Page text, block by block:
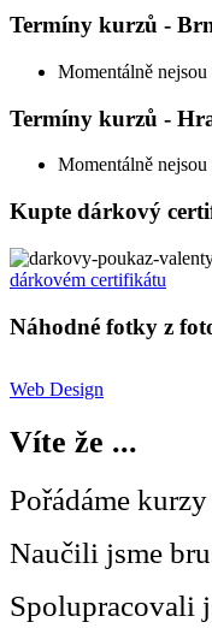
Termíny kurzů -
Momentálně
Termíny kurzů -
Momentálně
Kupte dárkový
dárkovém certifikátu
Náhodné fotky z
Web Design
Víte že ...
Pořádáme
Naučili jsme
Spolupracovali